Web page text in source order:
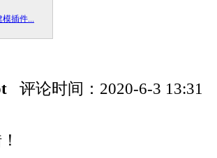
模插件...
评论时间： 2020-6-3 13:31